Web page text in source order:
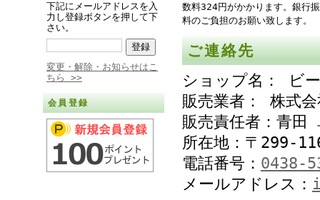
下記にメールアドレスを入
力し登録ボタンを押して下
さい。
変更・解除・お知らせはこ
ちら >>
会員登録
数料324円がかかります。銀行
料のご負担のお願い致します。
ご連絡先
ショップ名： ビ
販売業者： 株式
販売責任者：青田
所在地：〒299-
電話番号： 0438-
メールアドレス：